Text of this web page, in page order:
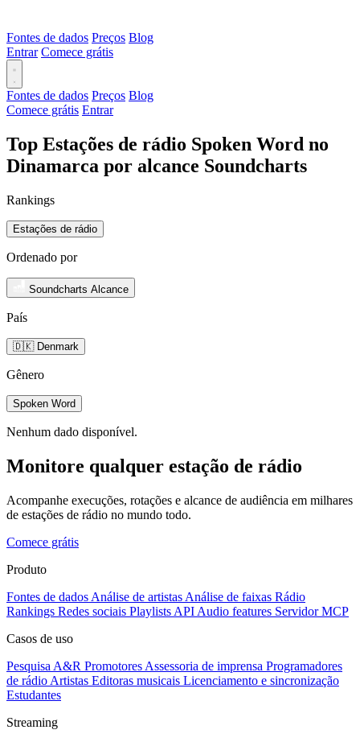
Fontes de dados Preços Blog
Entrar Comece grátis
Fontes de dados Preços Blog
Comece grátis Entrar
Top Estações de rádio Spoken Word no
Dinamarca por alcance Soundcharts
Rankings
Estações de rádio
Ordenado por
Soundcharts Alcance
País
🇩🇰 Denmark
Gênero
Spoken Word
Nenhum dado disponível.
Monitore qualquer estação de rádio
Acompanhe execuções, rotações e alcance de audiência em milhares
de estações de rádio no mundo todo.
Comece grátis
Produto
Fontes de dados Análise de artistas Análise de faixas Rádio
Rankings Redes sociais Playlists API Audio features Servidor MCP
Casos de uso
Pesquisa A&R Promotores Assessoria de imprensa Programadores
de rádio Artistas Editoras musicais Licenciamento e sincronização
Estudantes
Streaming